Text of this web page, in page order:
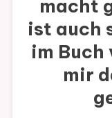
macht
ist auch
im Buch
mir